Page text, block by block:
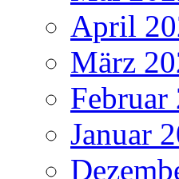
April
März
Februar
Januar